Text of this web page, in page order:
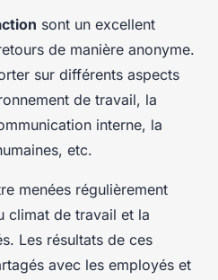
sont un excellent
de manière anonyme.
sur différents aspects
de travail, la
interne, la
etc.
menées régulièrement
climat de travail et la
Les résultats de ces
avec les employés et